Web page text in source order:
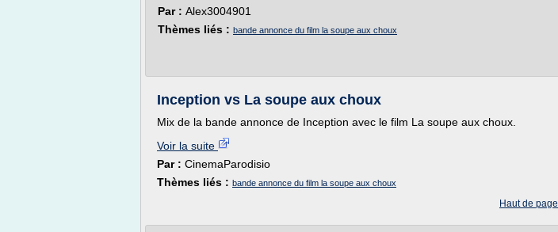
Par : Alex3004901
Thèmes liés : bande annonce du film la soupe aux choux
Inception vs La soupe aux choux
Mix de la bande annonce de Inception avec le film La soupe aux choux.
Voir la suite
Par : CinemaParodisio
Thèmes liés : bande annonce du film la soupe aux choux
Haut de page